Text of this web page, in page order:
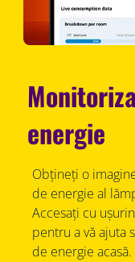
energie
Obțineți o
de energie al
Accesați cu
pentru a vă ajuta
de energie acasă.